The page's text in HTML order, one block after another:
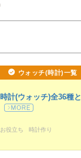
ウォッチ(時計)一覧
時計(ウォッチ)全36種
お役立ち 時計作り